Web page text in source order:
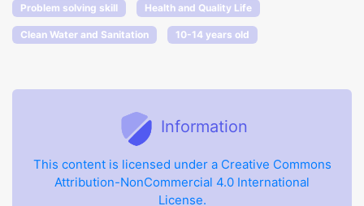
Problem solving skill Health and Quality Life
Clean Water and Sanitation 10-14 years old
Information
This content is licensed under a Creative Commons
Attribution-NonCommercial 4.0 International
License.